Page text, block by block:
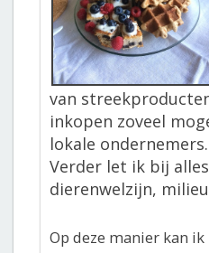
van
inkopen zoveel
lokale ondernemers.
Verder let ik bij
dierenwelzijn,
Op deze manier kan